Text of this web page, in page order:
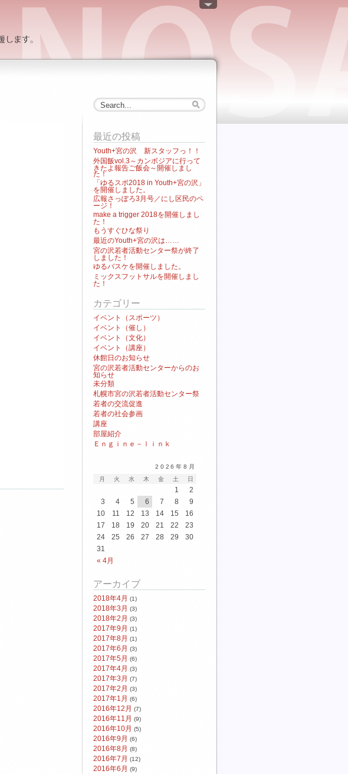
最近の投稿
Youth+宮の沢 新スタッフっ！！
外国飯vol.3～カンボジアに行って
きたよ報告ご飯会～開催しまし
た！
「ゆるスポ2018 in Youth+宮の沢」
を開催しました。
広報さっぽろ3月号／にし区民のペ
ージ！
make a trigger 2018を開催しまし
た！
もうすぐひな祭り
最近のYouth+宮の沢は……
宮の沢若者活動センター祭が終了
しました！
ゆるバスケを開催しました。
ミックスフットサルを開催しまし
た！
カテゴリー
イベント（スポーツ）
イベント（催し）
イベント（文化）
イベント（講座）
休館日のお知らせ
宮の沢若者活動センターからのお
知らせ
未分類
札幌市宮の沢若者活動センター祭
若者の交流促進
若者の社会参画
講座
部屋紹介
Ｅｎｇｉｎｅ－ｌｉｎｋ
2026年8月
月
火 水 木 金 土 日
« 4月
1
2
3
4 5 6 7 8
9
10
11 12 13 14 15
16
17
18 19 20 21 22
23
24
25 26 27 28 29
30
31
アーカイブ
2018年4月 (1)
2018年3月 (3)
2018年2月 (3)
2017年9月 (1)
2017年8月 (1)
2017年6月 (3)
2017年5月 (6)
2017年4月 (3)
2017年3月 (7)
2017年2月 (3)
2017年1月 (6)
2016年12月 (7)
2016年11月 (9)
2016年10月 (5)
2016年9月 (6)
2016年8月 (8)
2016年7月 (12)
2016年6月 (9)